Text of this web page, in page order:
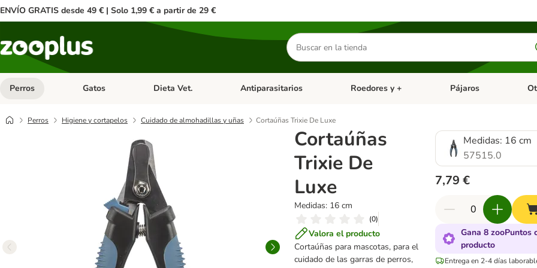
ENVÍO GRATIS desde 49 € | Solo 1,99 € a partir de 29 €
Buscar
productos
Perros Menú de categoria abierto: Perros
Gatos Menú de categoria abierto: Gatos
Dieta Vet. Menú de categoria abierto: Dieta Vet.
Antiparasitarios Menú de categoria abierto: Antiparasitarios
Roedores y + Menú de categoria
Pájaros
Perros Higiene y cortapelos Cuidado de almohadillas y uñas Cortaúñas Trixie De Luxe
Cortaúñas
Trixie De
Luxe
Medidas: 16 cm
(0)
Valora el producto
Cortaúñas para mascotas, para el
cuidado de las garras de perros,
Medidas: 16 cm
57515.0
7,79 €
Gana 8 zooPuntos
producto
Entrega en 2-4 días